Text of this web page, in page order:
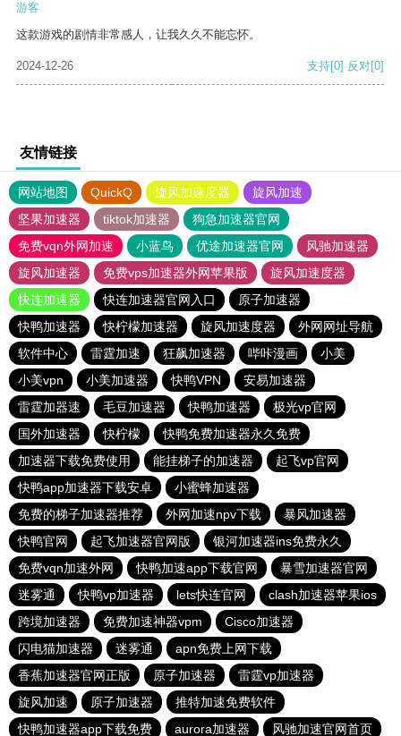
游客
这款游戏的剧情非常感人，让我久久不能忘怀。
2024-12-26 支持[0] 反对[0]
友情链接
网站地图 QuickQ 旋风加速度器
旋风加速
坚果加速器
tiktok加速器
狗急加速器官网
免费vqn外网加速
小蓝鸟 优途加速器官网
风驰加速器
旋风加速器
免费vps加速器外网苹果版
旋风加速度器
快连加速器
快连加速器官网入口
原子加速器
快鸭加速器
快柠檬加速器 旋风加速度器
外网网址导航
软件中心
雷霆加速 狂飙加速器 哔咔漫画
小美
小美vpn
小美加速器 快鸭VPN
安易加速器
雷霆加器速
毛豆加速器 快鸭加速器
极光vp官网
国外加速器
快柠檬
快鸭免费加速器永久免费
加速器下载免费使用
能挂梯子的加速器
起飞vp官网
快鸭app加速器下载安卓
小蜜蜂加速器
免费的梯子加速器推荐
外网加速npv下载
暴风加速器
快鸭官网
起飞加速器官网版
银河加速器ins免费永久
免费vqn加速外网
快鸭加速app下载官网
暴雪加速器官网
迷雾通
快鸭vp加速器 lets快连官网
clash加速器苹果ios
跨境加速器
免费加速神器vpm
Cisco加速器
闪电猫加速器
迷雾通
apn免费上网下载
香蕉加速器官网正版
原子加速器
雷霆vp加速器
旋风加速
原子加速器
推特加速免费软件
快鸭加速器app下载免费
aurora加速器 风驰加速官网首页